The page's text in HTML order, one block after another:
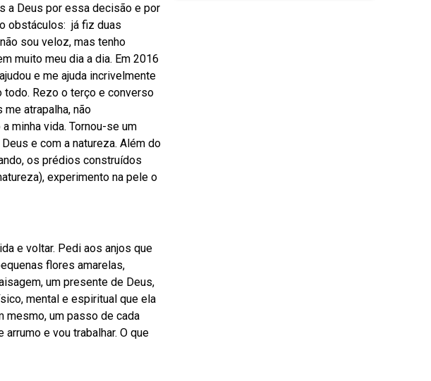
a Deus por essa decisão e por
obstáculos: já fiz duas
sou veloz, mas tenho
muito meu dia a dia. Em 2016
e me ajuda incrivelmente
todo. Rezo o terço e converso
atrapalha, não
minha vida. Tornou-se um
e com a natureza. Além do
os prédios construídos
experimento na pele o
e voltar. Pedi aos anjos que
flores amarelas,
um presente de Deus,
mental e espiritual que ela
mesmo, um passo de cada
e vou trabalhar. O que